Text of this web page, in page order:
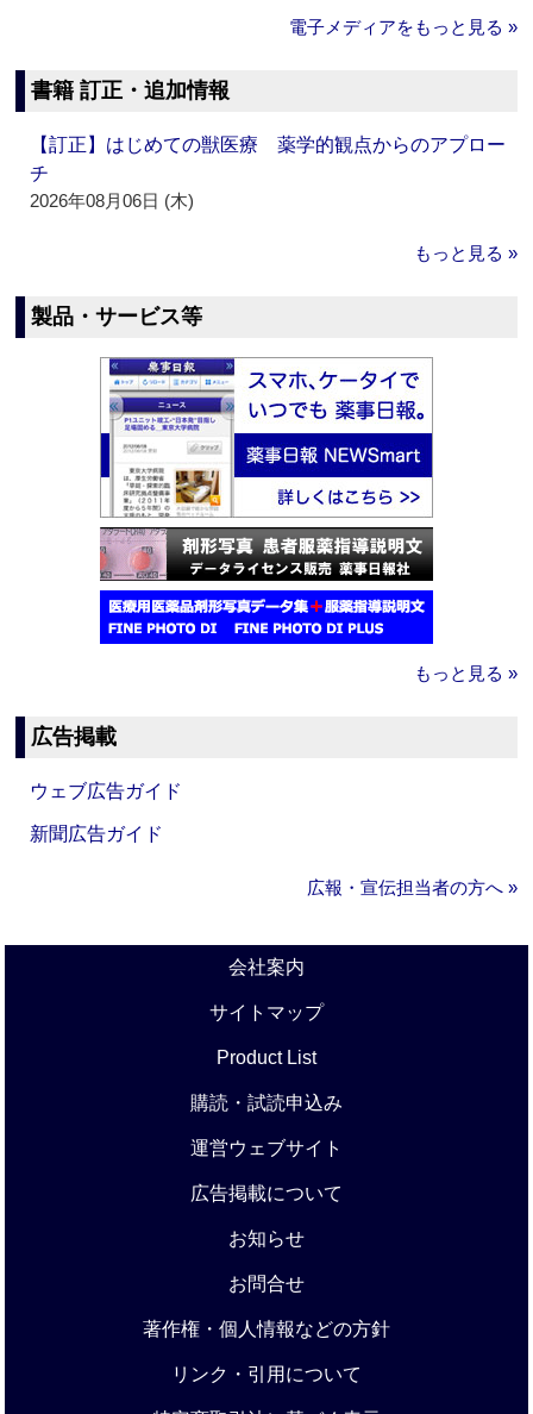
電子メディアをもっと見る »
書籍 訂正・追加情報
【訂正】はじめての獣医療 薬学的観点からのアプロー
チ
2026年08月06日 (木)
もっと見る »
製品・サービス等
もっと見る »
広告掲載
ウェブ広告ガイド
新聞広告ガイド
広報・宣伝担当者の方へ »
会社案内
サイトマップ
Product List
購読・試読申込み
運営ウェブサイト
広告掲載について
お知らせ
お問合せ
著作権・個人情報などの方針
リンク・引用について